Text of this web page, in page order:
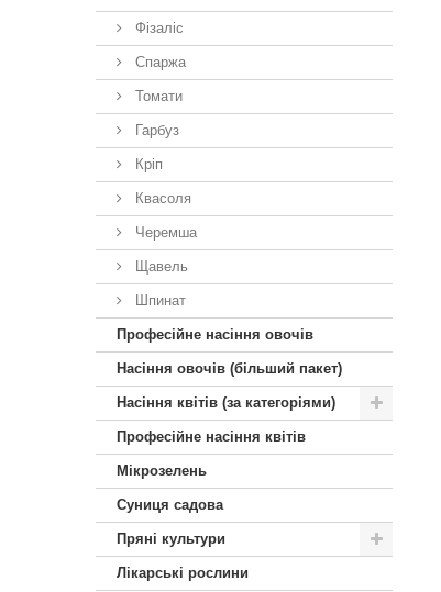
Фізаліс
Спаржа
Томати
Гарбуз
Кріп
Квасоля
Черемша
Щавель
Шпинат
Професійне насіння овочів
Насіння овочів (більший пакет)
Насіння квітів (за категоріями)
Професійне насіння квітів
Мікрозелень
Суниця садова
Пряні культури
Лікарські рослини